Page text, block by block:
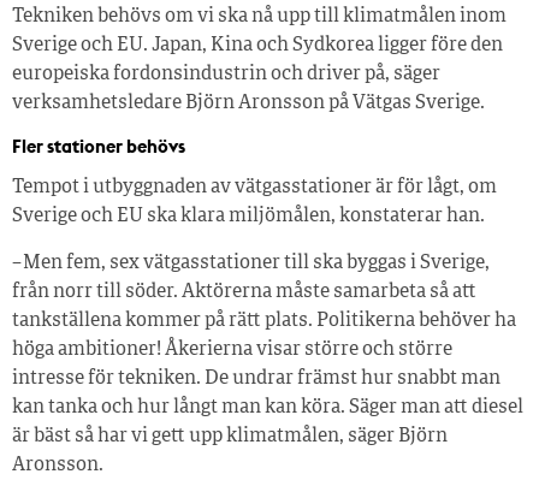
Tekniken behövs om vi ska nå upp till klimatmålen inom
Sverige och EU. Japan, Kina och Sydkorea ligger före den
europeiska fordonsindustrin och driver på, säger
verksamhetsledare Björn Aronsson på Vätgas Sverige.
Fler stationer behövs
Tempot i utbyggnaden av vätgasstationer är för lågt, om
Sverige och EU ska klara miljömålen, konstaterar han.
– Men fem, sex vätgasstationer till ska byggas i Sverige,
från norr till söder. Aktörerna måste samarbeta så att
tankställena kommer på rätt plats. Politikerna behöver ha
höga ambitioner! Åkerierna visar större och större
intresse för tekniken. De undrar främst hur snabbt man
kan tanka och hur långt man kan köra. Säger man att diesel
är bäst så har vi gett upp klimatmålen, säger Björn
Aronsson.